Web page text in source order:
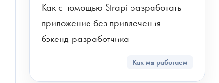
Как с помощью Strapi разработать
приложение без привлечения
бэкенд-разработчика
Как мы работаем